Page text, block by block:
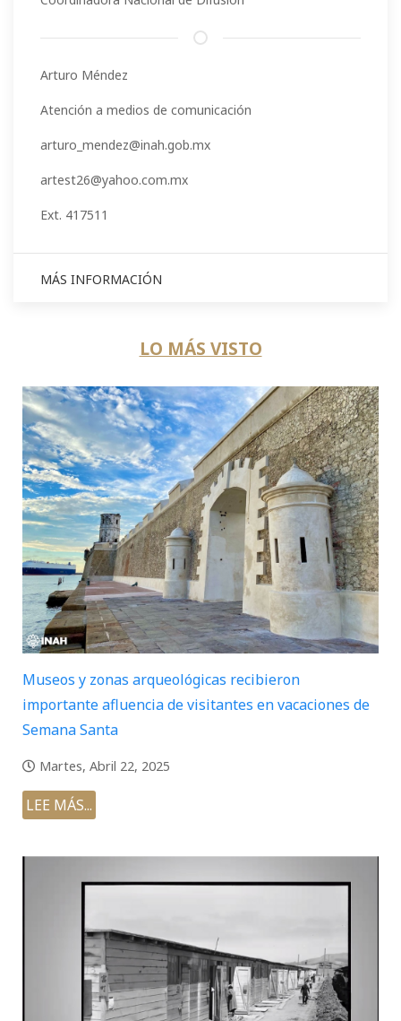
Arturo Méndez
Atención a medios de comunicación
arturo_mendez@inah.gob.mx
artest26@yahoo.com.mx
Ext. 417511
MÁS INFORMACIÓN
LO MÁS VISTO
Museos y zonas arqueológicas recibieron
importante afluencia de visitantes en vacaciones de
Semana Santa
Martes, Abril 22, 2025
LEE MÁS...